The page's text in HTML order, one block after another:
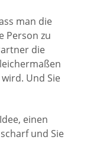
man die
Person zu
die
Und Sie
einen
und Sie